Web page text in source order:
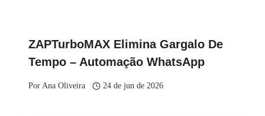
ZAPTurboMAX Elimina Gargalo De
Tempo – Automação WhatsApp
PorAna Oliveira 24 de jun de 2026